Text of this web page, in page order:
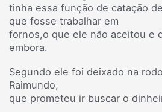
tinha essa função de catação
que fosse trabalhar em
fornos,o que ele não aceitou e
embora.
Segundo ele foi deixado na
Raimundo,
que prometeu ir buscar o